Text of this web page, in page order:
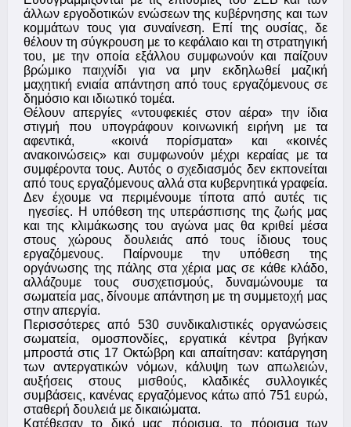
άλλων εργοδοτικών ενώσεων της κυβέρνησης και των
κομμάτων τους για συναίνεση. Επί της ουσίας, δε
θέλουν τη σύγκρουση με το κεφάλαιο και τη στρατηγική
του, με την οποία εξάλλου συμφωνούν και παίζουν
βρώμικο παιχνίδι για να μην εκδηλωθεί μαζική
μαχητική ενιαία απάντηση από τους εργαζόμενους σε
δημόσιο και ιδιωτικό τομέα.
Θέλουν απεργίες «ντουφεκιές στον αέρα» την ίδια
στιγμή που υπογράφουν κοινωνική ειρήνη με τα
αφεντικά, «κοινά πορίσματα» και «κοινές
ανακοινώσεις» και συμφωνούν μέχρι κεραίας με τα
συμφέροντα τους. Αυτός ο σχεδιασμός δεν εκπονείται
από τους εργαζόμενους αλλά στα κυβερνητικά γραφεία.
Δεν έχουμε να περιμένουμε τίποτα από αυτές τις
ηγεσίες. Η υπόθεση της υπεράσπισης της ζωής μας
και της κλιμάκωσης του αγώνα μας θα κριθεί μέσα
στους χώρους δουλειάς από τους ίδιους τους
εργαζόμενους. Παίρνουμε την υπόθεση της
οργάνωσης της πάλης στα χέρια μας σε κάθε κλάδο,
αλλάζουμε τους συσχετισμούς, δυναμώνουμε τα
σωματεία μας, δίνουμε απάντηση με τη συμμετοχή μας
στην απεργία.
Περισσότερες από 530 συνδικαλιστικές οργανώσεις
σωματεία, ομοσπονδίες, εργατικά κέντρα βγήκαν
μπροστά στις 17 Οκτώβρη και απαίτησαν: κατάργηση
των αντεργατικών νόμων, κάλυψη των απωλειών,
αυξήσεις στους μισθούς, κλαδικές συλλογικές
συμβάσεις, κανένας εργαζόμενος κάτω από 751 ευρώ,
σταθερή δουλειά με δικαιώματα.
Κατέθεσαν το δικό μας πόρισμα, το πόρισμα των